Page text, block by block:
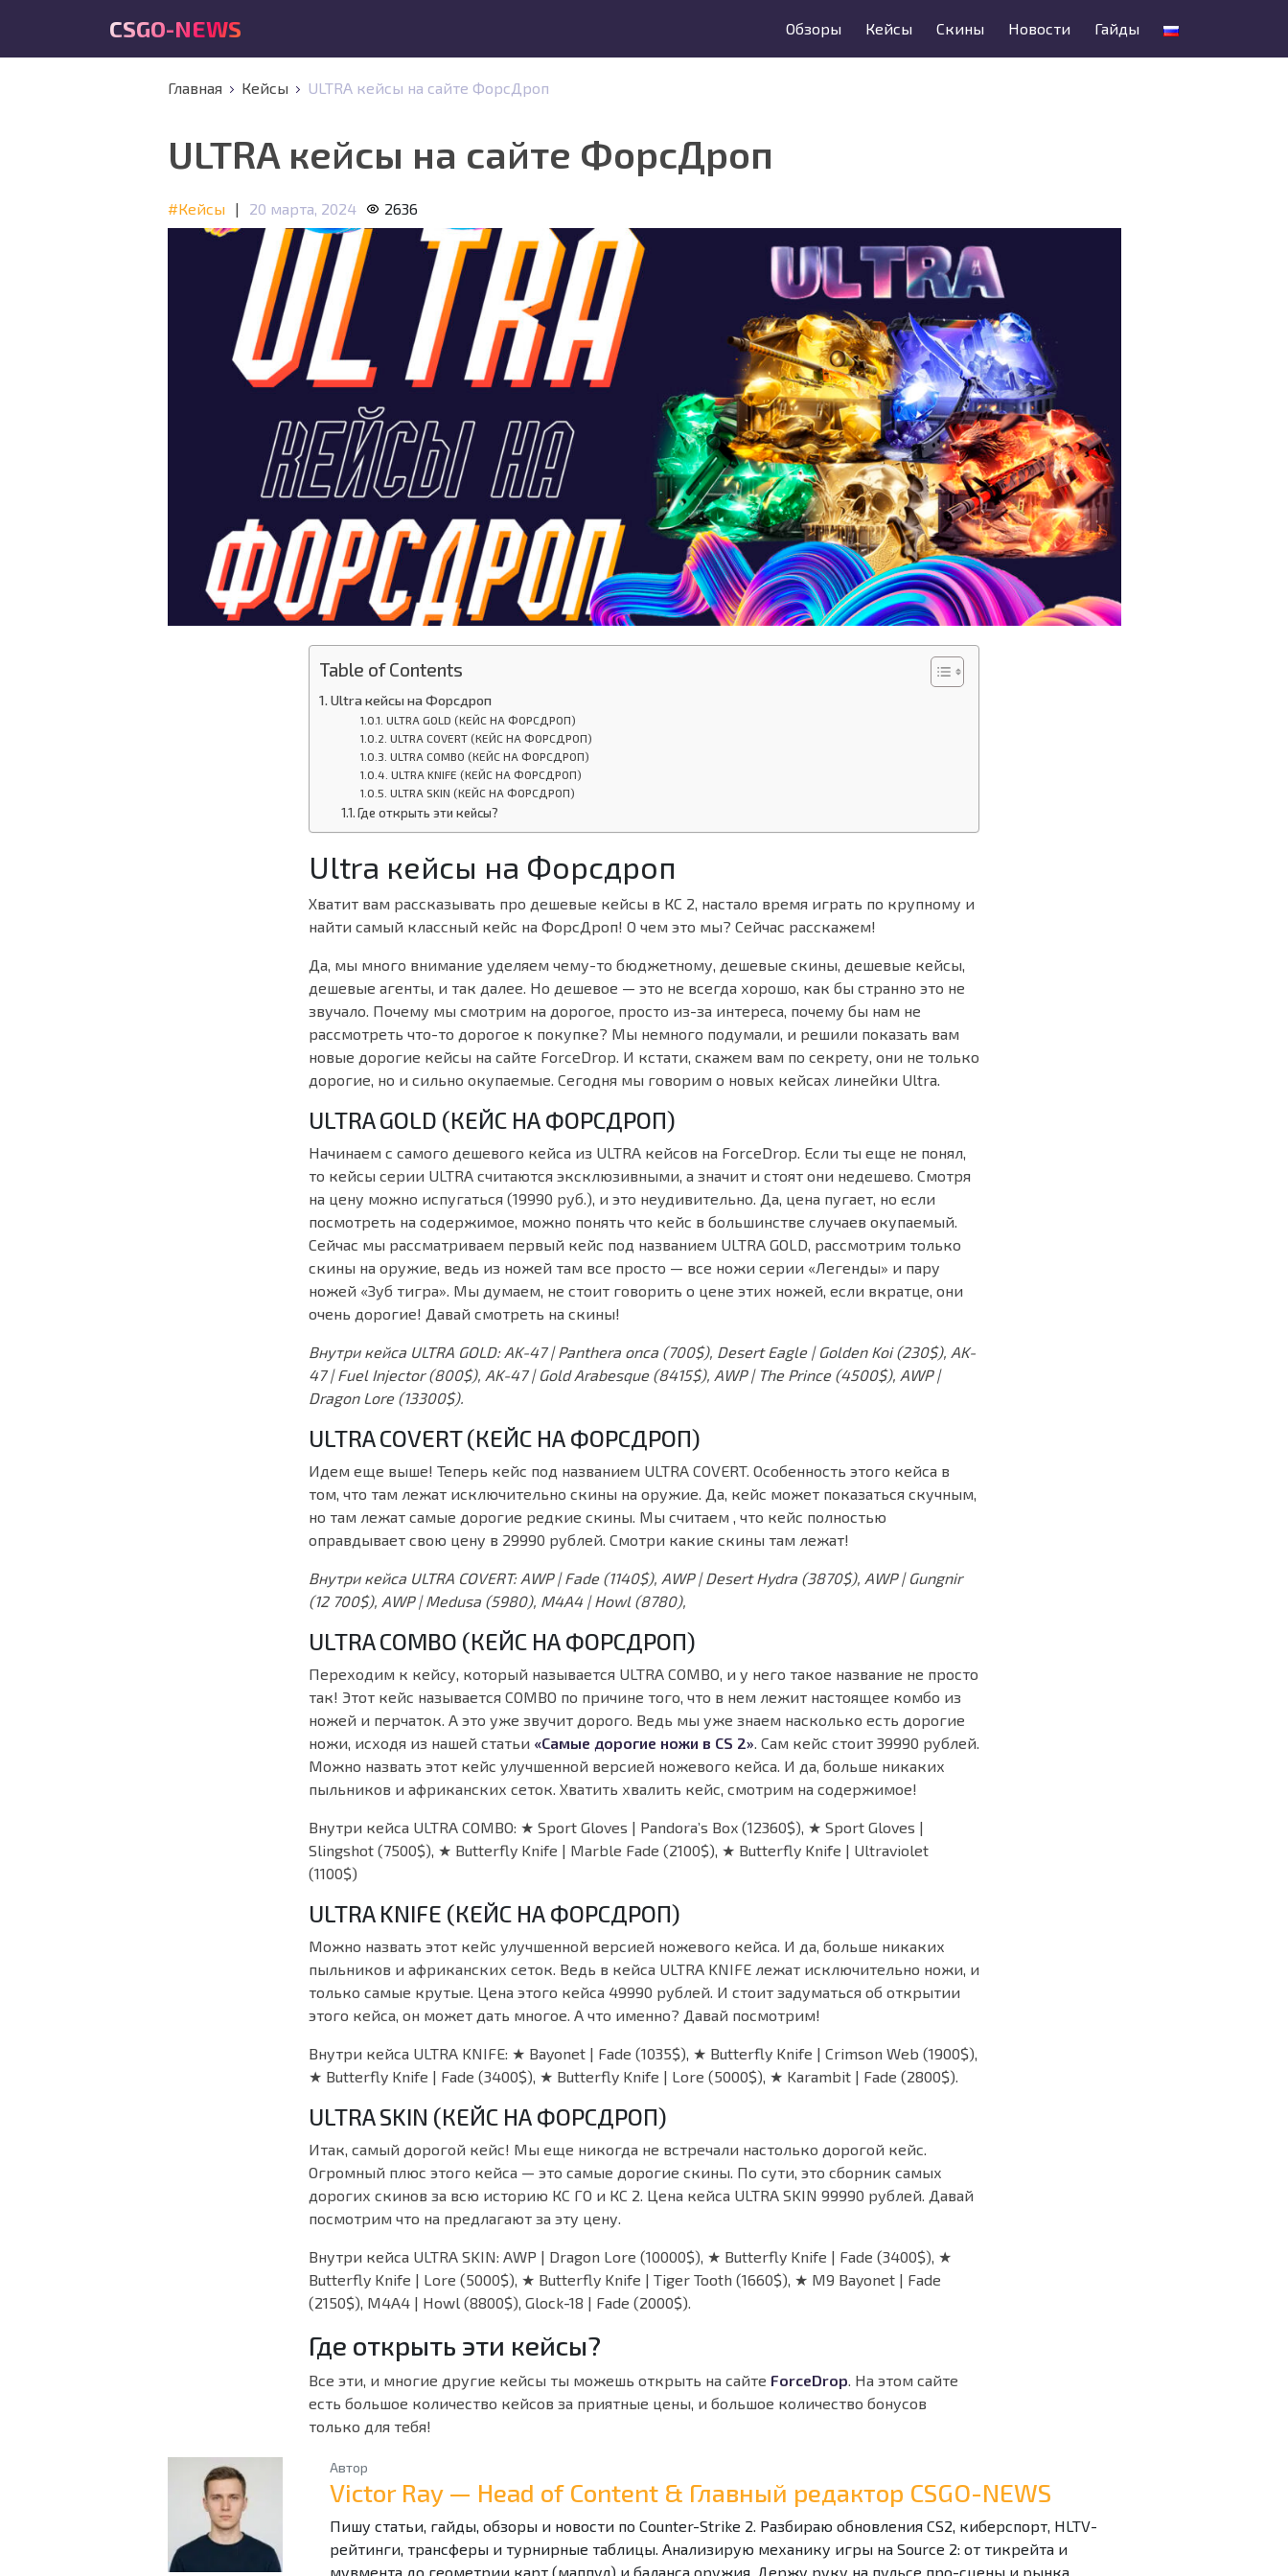
CSGO-NEWS Обзоры Кейсы Скины Новости Гайды
Главная Кейсы ULTRA кейсы на сайте ФорсДроп
ULTRA кейсы на сайте ФорсДроп
#Кейсы | 20 марта, 2024 2636
Table of Contents
Ultra кейсы на Форсдроп
ULTRA GOLD (КЕЙС НА ФОРСДРОП)
ULTRA COVERT (КЕЙС НА ФОРСДРОП)
ULTRA COMBO (КЕЙС НА ФОРСДРОП)
ULTRA KNIFE (КЕЙС НА ФОРСДРОП)
ULTRA SKIN (КЕЙС НА ФОРСДРОП)
Где открыть эти кейсы?
Ultra кейсы на Форсдроп
Хватит вам рассказывать про дешевые кейсы в КС 2, настало время играть по крупному и
найти самый классный кейс на ФорсДроп! О чем это мы? Сейчас расскажем!
Да, мы много внимание уделяем чему-то бюджетному, дешевые скины, дешевые кейсы,
дешевые агенты, и так далее. Но дешевое — это не всегда хорошо, как бы странно это не
звучало. Почему мы смотрим на дорогое, просто из-за интереса, почему бы нам не
рассмотреть что-то дорогое к покупке? Мы немного подумали, и решили показать вам
новые дорогие кейсы на сайте ForceDrop. И кстати, скажем вам по секрету, они не только
дорогие, но и сильно окупаемые. Сегодня мы говорим о новых кейсах линейки Ultra.
ULTRA GOLD (КЕЙС НА ФОРСДРОП)
Начинаем с самого дешевого кейса из ULTRA кейсов на ForceDrop. Если ты еще не понял,
то кейсы серии ULTRA считаются эксклюзивными, а значит и стоят они недешево. Смотря
на цену можно испугаться (19990 руб.), и это неудивительно. Да, цена пугает, но если
посмотреть на содержимое, можно понять что кейс в большинстве случаев окупаемый.
Сейчас мы рассматриваем первый кейс под названием ULTRA GOLD, рассмотрим только
скины на оружие, ведь из ножей там все просто — все ножи серии «Легенды» и пару
ножей «Зуб тигра». Мы думаем, не стоит говорить о цене этих ножей, если вкратце, они
очень дорогие! Давай смотреть на скины!
Внутри кейса ULTRA GOLD: AK-47 | Panthera onca (700$), Desert Eagle | Golden Koi (230$), AK-
47 | Fuel Injector (800$), AK-47 | Gold Arabesque (8415$), AWP | The Prince (4500$), AWP |
Dragon Lore (13300$).
ULTRA COVERT (КЕЙС НА ФОРСДРОП)
Идем еще выше! Теперь кейс под названием ULTRA COVERT. Особенность этого кейса в
том, что там лежат исключительно скины на оружие. Да, кейс может показаться скучным,
но там лежат самые дорогие редкие скины. Мы считаем , что кейс полностью
оправдывает свою цену в 29990 рублей. Смотри какие скины там лежат!
Внутри кейса ULTRA COVERT: AWP | Fade (1140$), AWP | Desert Hydra (3870$), AWP | Gungnir
(12 700$), AWP | Medusa (5980), M4A4 | Howl (8780),
ULTRA COMBO (КЕЙС НА ФОРСДРОП)
Переходим к кейсу, который называется ULTRA COMBO, и у него такое название не просто
так! Этот кейс называется COMBO по причине того, что в нем лежит настоящее комбо из
ножей и перчаток. А это уже звучит дорого. Ведь мы уже знаем насколько есть дорогие
ножи, исходя из нашей статьи «Самые дорогие ножи в CS 2» . Сам кейс стоит 39990 рублей.
Можно назвать этот кейс улучшенной версией ножевого кейса. И да, больше никаких
пыльников и африканских сеток. Хватить хвалить кейс, смотрим на содержимое!
Внутри кейса ULTRA COMBO: ★ Sport Gloves | Pandora’s Box (12360$), ★ Sport Gloves |
Slingshot (7500$), ★ Butterfly Knife | Marble Fade (2100$), ★ Butterfly Knife | Ultraviolet
(1100$)
ULTRA KNIFE (КЕЙС НА ФОРСДРОП)
Можно назвать этот кейс улучшенной версией ножевого кейса. И да, больше никаких
пыльников и африканских сеток. Ведь в кейса ULTRA KNIFE лежат исключительно ножи, и
только самые крутые. Цена этого кейса 49990 рублей. И стоит задуматься об открытии
этого кейса, он может дать многое. А что именно? Давай посмотрим!
Внутри кейса ULTRA KNIFE: ★ Bayonet | Fade (1035$), ★ Butterfly Knife | Crimson Web (1900$),
★ Butterfly Knife | Fade (3400$), ★ Butterfly Knife | Lore (5000$), ★ Karambit | Fade (2800$).
ULTRA SKIN (КЕЙС НА ФОРСДРОП)
Итак, самый дорогой кейс! Мы еще никогда не встречали настолько дорогой кейс.
Огромный плюс этого кейса — это самые дорогие скины. По сути, это сборник самых
дорогих скинов за всю историю КС ГО и КС 2. Цена кейса ULTRA SKIN 99990 рублей. Давай
посмотрим что на предлагают за эту цену.
Внутри кейса ULTRA SKIN: AWP | Dragon Lore (10000$), ★ Butterfly Knife | Fade (3400$), ★
Butterfly Knife | Lore (5000$), ★ Butterfly Knife | Tiger Tooth (1660$), ★ M9 Bayonet | Fade
(2150$), M4A4 | Howl (8800$), Glock-18 | Fade (2000$).
Где открыть эти кейсы?
Все эти, и многие другие кейсы ты можешь открыть на сайте ForceDrop . На этом сайте
есть большое количество кейсов за приятные цены, и большое количество бонусов
только для тебя!
Автор
Victor Ray — Head of Content & Главный редактор CSGO-NEWS
Пишу статьи, гайды, обзоры и новости по Counter-Strike 2. Разбираю обновления CS2, киберспорт, HLTV-
рейтинги, трансферы и турнирные таблицы. Анализирую механику игры на Source 2: от тикрейта и
мувмента до геометрии карт (маппул) и баланса оружия. Держу руку на пульсе про-сцены и рынка